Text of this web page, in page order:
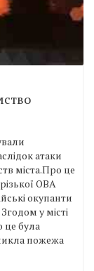
атаки
міста.Про це
ОВА
окупанти
у місті
це була
пожежа